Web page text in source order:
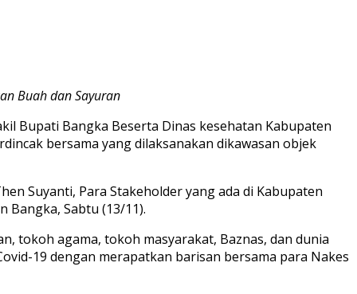
Buah dan Sayuran
Bupati Bangka Beserta Dinas kesehatan Kabupaten
bersama yang dilaksanakan dikawasan objek
Suyanti, Para Stakeholder yang ada di Kabupaten
Bangka, Sabtu (13/11).
tokoh agama, tokoh masyarakat, Baznas, dan dunia
19 dengan merapatkan barisan bersama para Nakes